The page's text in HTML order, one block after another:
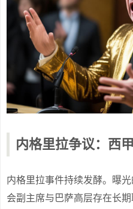
内格里拉争议：西
内格里拉事件持续发酵。曝
会副主席与巴萨高层存在长